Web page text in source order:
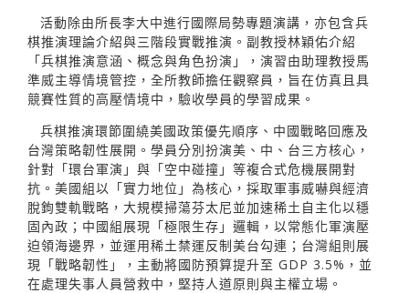
活動除由所長李大中進行國際局勢專題演講，亦包含兵
棋推演理論介紹與三階段實戰推演。副教授林穎佑介紹
「兵棋推演意涵、概念與角色扮演」，演習由助理教授馬
準威主導情境管控，全所教師擔任觀察員，旨在仿真且具
競賽性質的高壓情境中，驗收學員的學習成果。
兵棋推演環節圍繞美國政策優先順序、中國戰略回應及
台灣策略韌性展開。學員分別扮演美、中、台三方核心，
針對「環台軍演」與「空中碰撞」等複合式危機展開對
抗。美國組以「實力地位」為核心，採取軍事威嚇與經濟
脫鉤雙軌戰略，大規模掃蕩芬太尼並加速稀土自主化以穩
固內政；中國組展現「極限生存」邏輯，以常態化軍演壓
迫領海邊界，並運用稀土禁運反制美台勾連；台灣組則展
現「戰略韌性」，主動將國防預算提升至 GDP 3.5%，並
在處理失事人員營救中，堅持人道原則與主權立場。